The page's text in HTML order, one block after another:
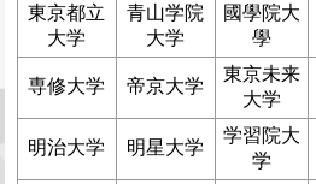
東京都立
大学
青山学院
大学
國學院大
學
専修大学 帝京大学
東京未来
大学
明治大学 明星大学
学習院大
学